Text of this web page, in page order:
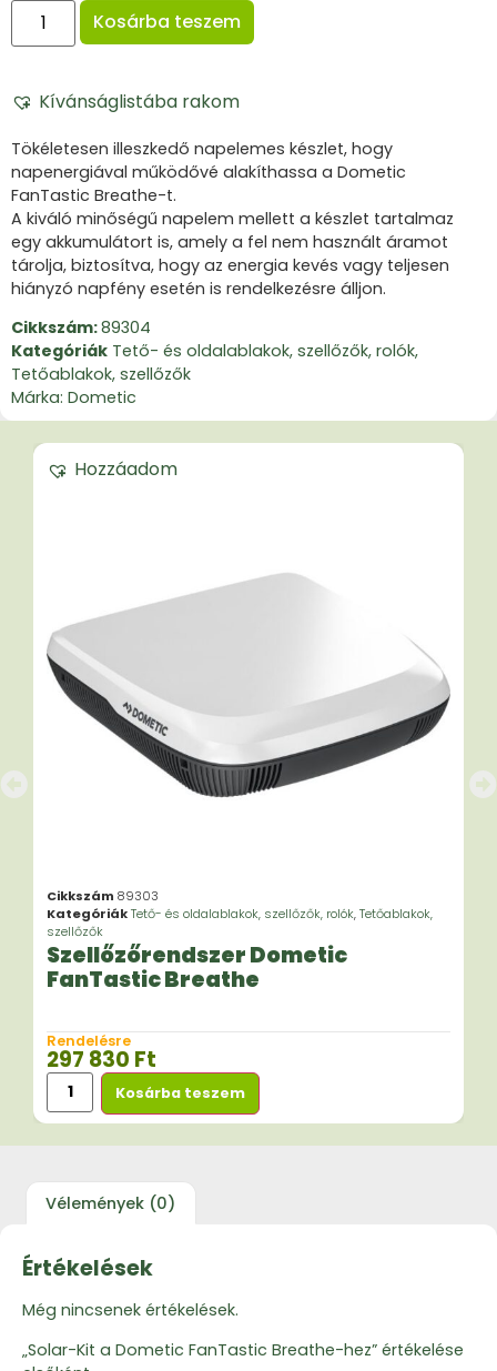
Kosárba teszem
Kívánságlistába rakom
Tökéletesen illeszkedő napelemes készlet, hogy
napenergiával működővé alakíthassa a Dometic
FanTastic Breathe-t.
A kiváló minőségű napelem mellett a készlet tartalmaz
egy akkumulátort is, amely a fel nem használt áramot
tárolja, biztosítva, hogy az energia kevés vagy teljesen
hiányzó napfény esetén is rendelkezésre álljon.
Cikkszám:89304
Kategóriák Tető- és oldalablakok, szellőzők, rolók,
Tetőablakok, szellőzők
Márka: Dometic
Hozzáadom
Cikkszám 89303
KategóriákTető- és oldalablakok, szellőzők, rolók,Tetőablakok,
szellőzők
Szellőzőrendszer Dometic
FanTastic Breathe
Rendelésre
297 830 Ft
Kosárba teszem
Vélemények (0)
Értékelések
Még nincsenek értékelések.
„Solar-Kit a Dometic FanTastic Breathe-hez” értékelése